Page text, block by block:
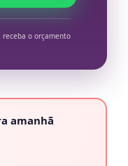
receba o orçamento
amanhã